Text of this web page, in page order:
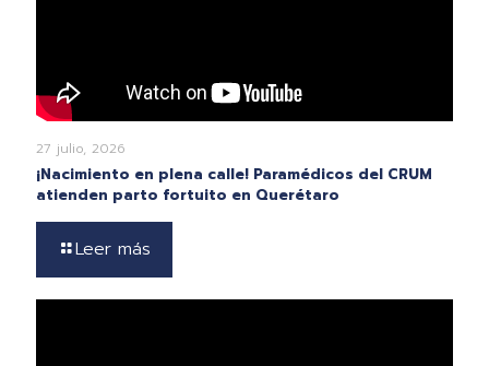
27 julio, 2026
¡Nacimiento en plena calle! Paramédicos del CRUM
atienden parto fortuito en Querétaro
Leer más